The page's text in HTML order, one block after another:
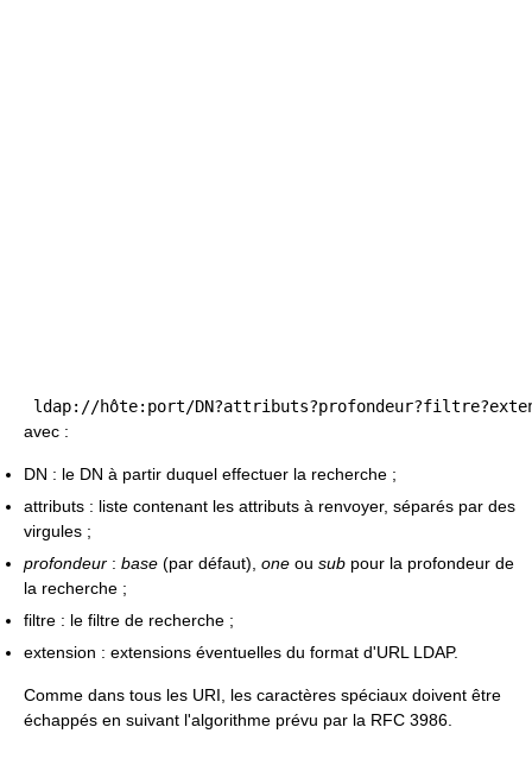
avec :
DN : le DN à partir duquel effectuer la recherche ;
attributs : liste contenant les attributs à renvoyer, séparés par des
virgules ;
profondeur : base (par défaut), one ou sub pour la profondeur de
la recherche ;
filtre : le filtre de recherche ;
extension : extensions éventuelles du format d'URL LDAP.
Comme dans tous les URI, les caractères spéciaux doivent être
échappés en suivant l'algorithme prévu par la RFC 3986.